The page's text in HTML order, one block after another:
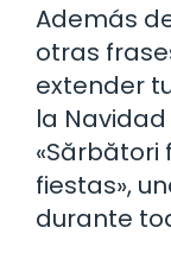
Además
otras
extender
la
«Sărbători
fiestas»,
durante